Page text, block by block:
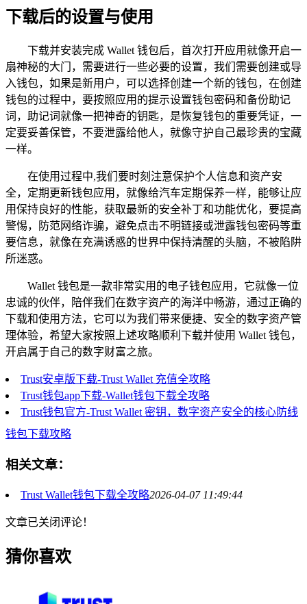
下载后的设置与使用
下载并安装完成 Wallet 钱包后，首次打开应用就像开启一
扇神秘的大门，需要进行一些必要的设置，我们需要创建或导
入钱包，如果是新用户，可以选择创建一个新的钱包，在创建
钱包的过程中，要按照应用的提示设置钱包密码和备份助记
词，助记词就像一把神奇的钥匙，是恢复钱包的重要凭证，一
定要妥善保管，不要泄露给他人，就像守护自己最珍贵的宝藏
一样。
在使用过程中,我们要时刻注意保护个人信息和资产安
全，定期更新钱包应用，就像给汽车定期保养一样，能够让应
用保持良好的性能，获取最新的安全补丁和功能优化，要提高
警惕，防范网络诈骗，避免点击不明链接或泄露钱包密码等重
要信息，就像在充满诱惑的世界中保持清醒的头脑，不被陷阱
所迷惑。
Wallet 钱包是一款非常实用的电子钱包应用，它就像一位
忠诚的伙伴，陪伴我们在数字资产的海洋中畅游，通过正确的
下载和使用方法，它可以为我们带来便捷、安全的数字资产管
理体验，希望大家按照上述攻略顺利下载并使用 Wallet 钱包，
开启属于自己的数字财富之旅。
Trust安卓版下载-Trust Wallet 充值全攻略
Trust钱包app下载-Wallet钱包下载全攻略
Trust钱包官方-Trust Wallet 密钥，数字资产安全的核心防线
钱包下载攻略
相关文章：
Trust Wallet钱包下载全攻略2026-04-07 11:49:44
文章已关闭评论！
猜你喜欢